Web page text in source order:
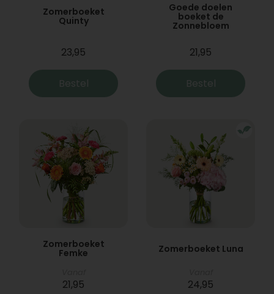
Zomerboeket
Quinty
23,95
Bestel
Goede doelen
boeket de
Zonnebloem
21,95
Bestel
Zomerboeket
Femke
21,95
Zomerboeket Luna
24,95